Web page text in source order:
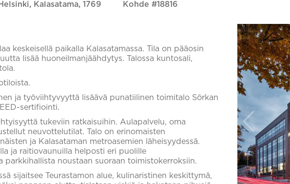
Kalasatama, 1769
Kohde #18816
keskeisellä paikalla Kalasatamassa. Tila on pääosin
lisää huoneilmanjäähdytys. Talossa kuntosali,
ja työviihtyvyyttä lisäävä punatiilinen toimitalo Sörkan
sertifiointi.
tukeviin ratkaisuihin. Aulapalvelu, oma
neuvottelutilat. Talo on erinomaisten
ja Kalasataman metroasemien läheisyydessä.
ja raitiovaunuilla helposti eri puolille
parkkihallista noustaan suoraan toimistokerroksiin.
sijaitsee Teurastamon alue, kulinaristinen keskittymä,